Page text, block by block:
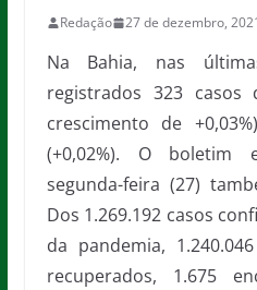
Redação 27 de dezembro,
Na Bahia, nas
registrados 323 casos
crescimento de
(+0,02%). O boletim
segunda-feira (27)
Dos 1.269.192 casos
da pandemia,
recuperados, 1.675